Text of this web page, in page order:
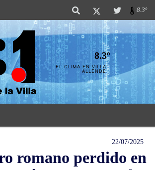
8.3º
8.3º
EL CLIMA EN VILLA
ALLENDE
22/07/2025
romano perdido en